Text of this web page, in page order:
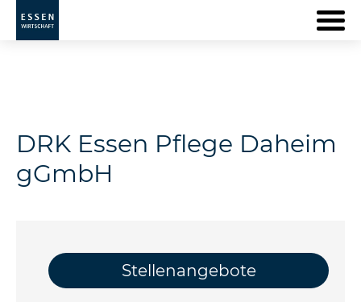
DRK Essen Pflege Daheim
gGmbH
Stellenangebote